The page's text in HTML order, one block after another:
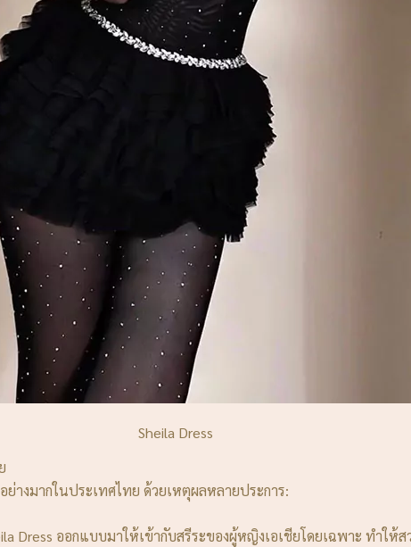
Sheila Dress
างมากในประเทศไทย ด้วยเหตุผลหลายประการ:
Dress ออกแบบมาให้เข้ากับสรีระของผู้หญิงเอเชียโดยเฉพาะ ทำให้